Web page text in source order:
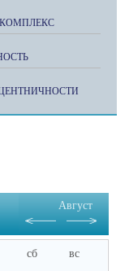
Август
сб вс